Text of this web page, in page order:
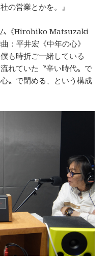
の営業とかを。』
ム《Hirohiko Matsuzaki
平井宏《中年の心》
も時折ご一緒している
れていた〝辛い時代〟で
〟で閉める、という構成